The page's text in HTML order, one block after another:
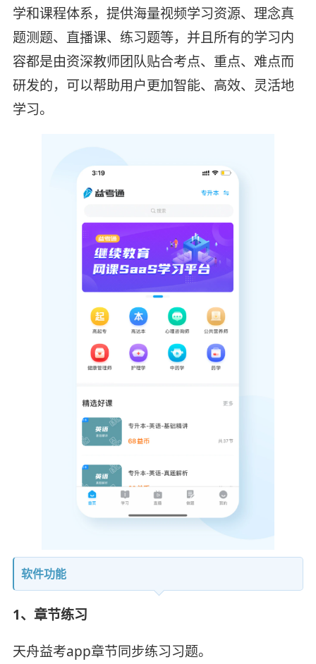
学和课程体系，提供海量视频学习资源、理念真
题测题、直播课、练习题等，并且所有的学习内
容都是由资深教师团队贴合考点、重点、难点而
研发的，可以帮助用户更加智能、高效、灵活地
学习。
软件功能
1、章节练习
天舟益考app章节同步练习习题。